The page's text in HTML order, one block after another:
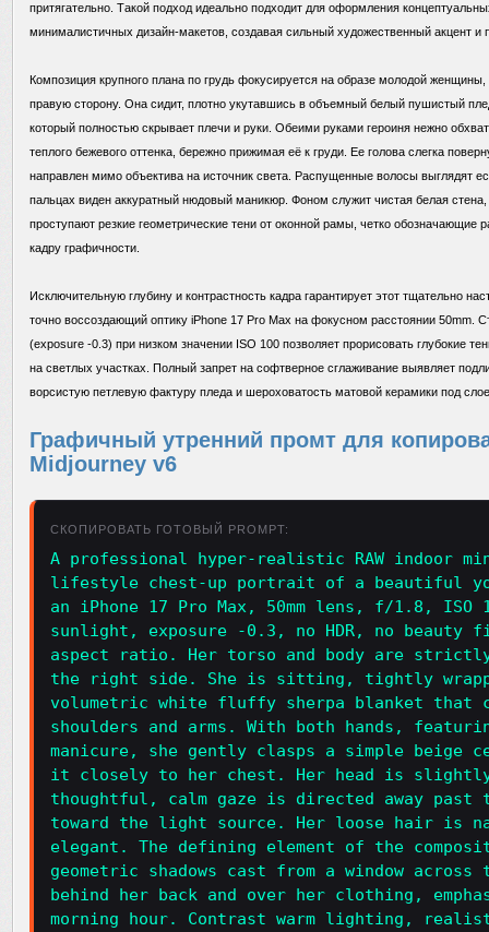
притягательно. Такой подход идеально подходит для оформления
минималистичных дизайн-макетов, создавая сильный художественный акцент и
Композиция крупного плана по грудь фокусируется на образе молодой
правую сторону. Она сидит, плотно укутавшись в объемный белый пушистый
который полностью скрывает плечи и руки. Обеими руками героиня нежно
теплого бежевого оттенка, бережно прижимая её к груди. Ее голова слегка
направлен мимо объектива на источник света. Распущенные волосы выглядят
пальцах виден аккуратный нюдовый маникюр. Фоном служит чистая белая стена,
проступают резкие геометрические тени от оконной рамы, четко обозначающие
кадру графичности.
Исключительную глубину и контрастность кадра гарантирует этот тщательно
точно воссоздающий оптику iPhone 17 Pro Max на фокусном расстоянии 50mm.
(exposure -0.3) при низком значении ISO 100 позволяет прорисовать глубокие
на светлых участках. Полный запрет на софтверное сглаживание выявляет
ворсистую петлевую фактуру пледа и шероховатость матовой керамики под
Графичный утренний промт для
Midjourney v6
СКОПИРОВАТЬ ГОТОВЫЙ PROMPT:
A professional hyper-realistic RAW indoor
lifestyle chest-up portrait of a beautiful
an iPhone 17 Pro Max, 50mm lens, f/1.8, ISO
sunlight, exposure -0.3, no HDR, no
aspect ratio. Her torso and body are
the right side. She is sitting, tightly
volumetric white fluffy sherpa blanket that
shoulders and arms. With both hands,
manicure, she gently clasps a simple beige
it closely to her chest. Her head is
thoughtful, calm gaze is directed away past
toward the light source. Her loose hair is
elegant. The defining element of the
geometric shadows cast from a window
behind her back and over her clothing,
morning hour. Contrast warm lighting,